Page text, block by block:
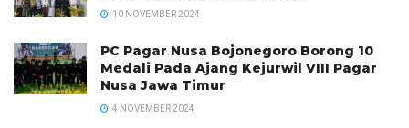
10 NOVEMBER 2024
PC Pagar Nusa Bojonegoro Borong 10
Medali Pada Ajang Kejurwil VIII Pagar
Nusa Jawa Timur
4 NOVEMBER 2024